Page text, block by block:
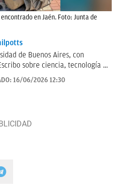
en Jaén. Foto: Junta de
de Buenos Aires, con
sobre ciencia, tecnología y
y gran aficionada a la
16/06/2026 12:30